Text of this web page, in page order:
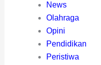
News
Olahraga
Opini
Pendidikan
Peristiwa